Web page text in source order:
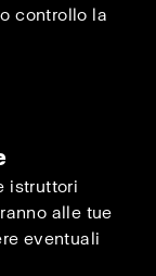
controllo la
istruttori
alle tue
eventuali